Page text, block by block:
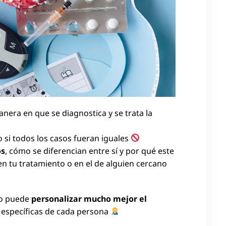
en que se diagnostica y se trata la
todos los casos fueran iguales
, cómo se diferencian entre sí y por qué este
tu tratamiento o en el de alguien cercano
puede personalizar mucho mejor el
de cada persona